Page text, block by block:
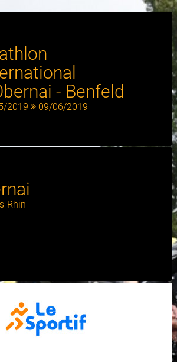
- Benfeld
2019 09/06/2019
Rhin